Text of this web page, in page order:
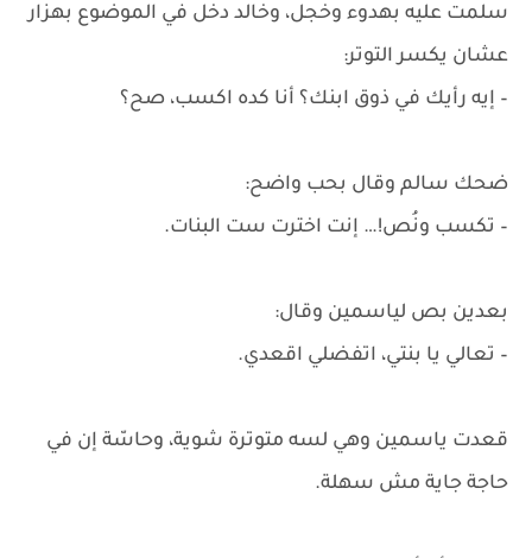
سلمت عليه بهدوء وخجل، وخالد دخل في الموضوع بهزار
عشان يكسر التوتر:
– إيه رأيك في ذوق ابنك؟ أنا كده اكسب، صح؟
ضحك سالم وقال بحب واضح:
– تكسب ونُص!… إنت اخترت ست البنات.
بعدين بص لياسمين وقال:
– تعالي يا بنتي، اتفضلي اقعدي.
قعدت ياسمين وهي لسه متوترة شوية، وحاسّة إن في
حاجة جاية مش سهلة.